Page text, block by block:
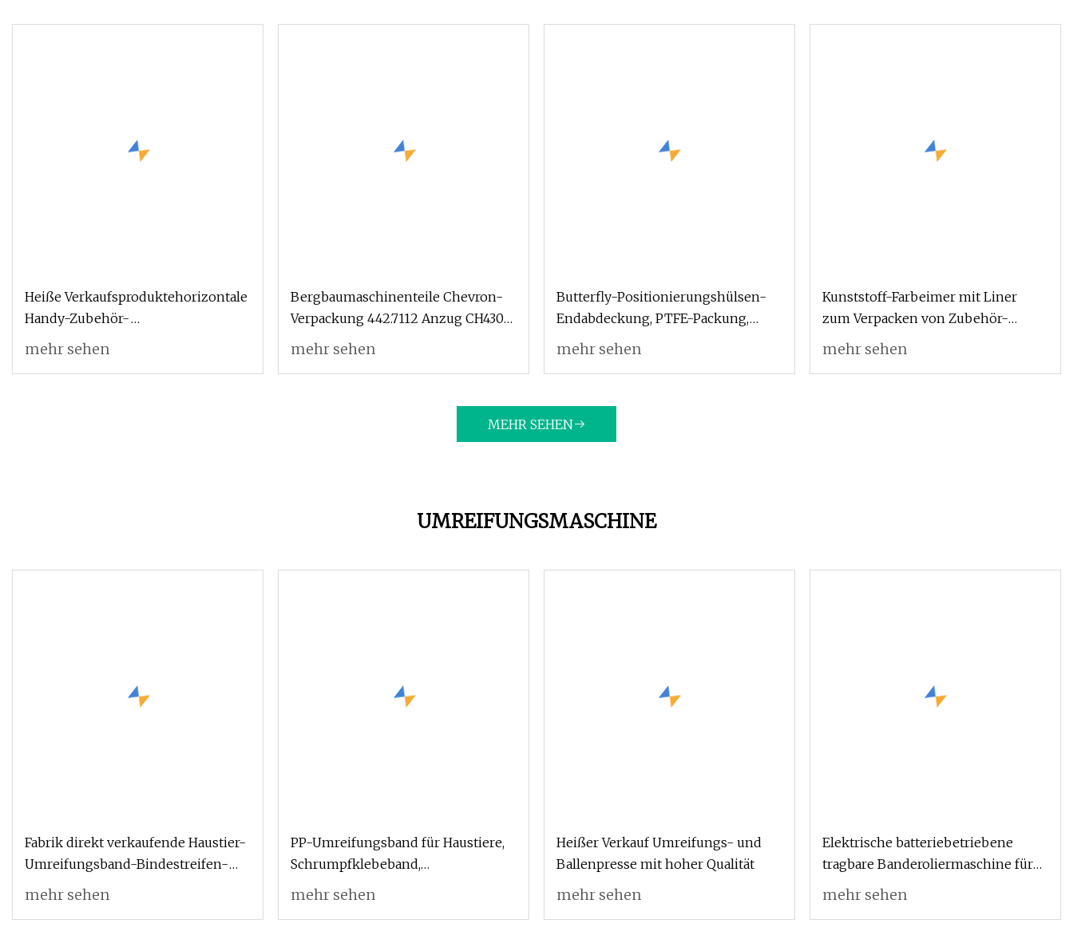
Heiße Verkaufsproduktehorizontale
Handy-Zubehör-
Verpackungsmaschineimport aus
mehr sehen
Bergbaumaschinenteile Chevron-
Verpackung 442.7112 Anzug CH430
H3800 S3800 Kegelbrecherzubehör
mehr sehen
Butterfly-Positionierungshülsen-
Endabdeckung, PTFE-Packung,
Gleitringdichtung für gute Wartung
mehr sehen
Kunststoff-Farbeimer mit Liner
zum Verpacken von Zubehör-
Farbeimern
mehr sehen
MEHR SEHEN
UMREIFUNGSMASCHINE
Fabrik direkt verkaufende Haustier-
Umreifungsband-Bindestreifen-
Blatt-Herstellungsmaschine-
mehr sehen
PP-Umreifungsband für Haustiere,
Schrumpfklebeband,
Kartonschneiden, Logodruck,
mehr sehen
Heißer Verkauf Umreifungs- und
Ballenpresse mit hoher Qualität
mehr sehen
Elektrische batteriebetriebene
tragbare Banderoliermaschine für
Bandbreite 13
mehr sehen